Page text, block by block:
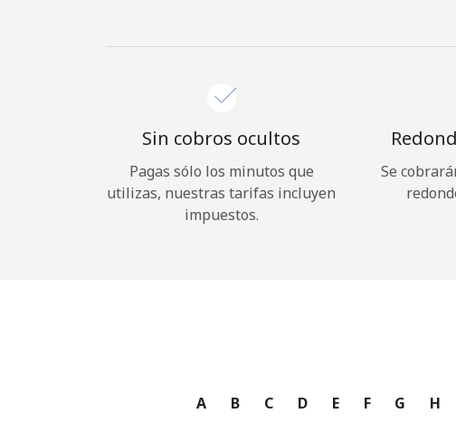
Sin cobros ocultos
Pagas sólo los minutos que
utilizas, nuestras tarifas incluyen
impuestos.
Se
A B C D E F G H